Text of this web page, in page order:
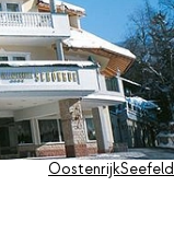
OostenrijkSeefeld